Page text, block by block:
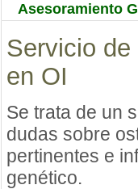
Asesoramiento
Servicio
en OI
Se trata de un
dudas sobre
pertinentes e
genético.